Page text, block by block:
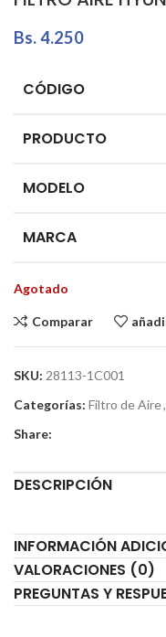
Bs.4.250
CÓDIGO
PRODUCTO
MODELO
MARCA
Agotado
Comparar
SKU: 28113-1C001
Categorías: Filtro de Aire,
Share:
DESCRIPCIÓN
INFORMACIÓN
VALORACIONES (0)
PREGUNTAS Y